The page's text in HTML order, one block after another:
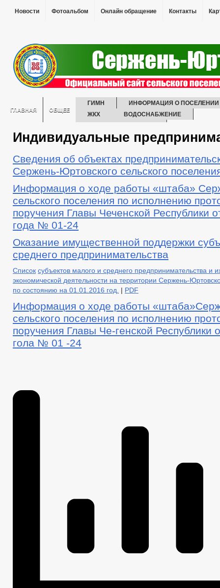
Новости Фотоальбом Онлайн обращение Контакты
ГЛАВНАЯ ОБЩЕЕ
ГИМН
ИНФОРМАЦИЯ О ПОСЕЛЕНИИ
ЖКХ
ВОДОСНАБЖЕНИЕ
ЭНЕРГОСБЕРЕЖЕНИЕ
АДМИНИСТРАЦИЯ
ГЛАВА РЕКВИЗИТЫ
СВЕДЕНИЯ О ДОХОДАХ СОТРУДНИКОВ
ИНФОРМАЦИЯ О КАДРОВОМ ОБЕСПЕЧЕНИИ
ПОРЯДОК
КОНТАКТНАЯ ИНФОРМАЦИЯ
КАДРОВЫЙ РЕЗЕРВ
УСЛОВИЯ И РЕЗУЛЬТАТЫ КОНКУРСОВ
СВЕДЕНИЯ О
СОСТАВ ПОСЕЛЕНИЯ
ПОДВЕДОМСТВЕННЫЕ
ГРАДОСТРОИТЕЛЬСТВО
ГЕНЕРАЛЬНЫЙ ПЛАН
ПРАВИЛА ЗЕМЛЕПОЛЬЗОВАНИЯ
ПРЕДПРИНИМАТЕЛЬСТВО
КОЛИЧЕСТВО СУБЪЕКТОВ МАЛОГО И СРЕДНЕГО
ОБОРОТ ТОВАРОВ, РАБОТ И УСЛУГ
ФИНАНСОВО-
СТАТИСТИЧЕСКИЕ ДАННЫЕ
СХОД ГРАЖДАН
ЦЕЛЕВЫЕ ПРОГРАММЫ
ЗАКУПКА ТОВАРОВ, РАБОТ И УСЛУГ
КОМИССИИ
РАБОЧАЯ ГРУППА АНК
РАБОЧАЯ
КОМИССИЯ ПО СОБЛЮДЕНИЮ ТРЕБОВАНИЙ К СЛУЖЕБНОМУ
ПРОТИВОДЕЙСТВИЕ КОРРУПЦИИ
КОМИССИЯ ПО СОБЛЮДЕНИЮ ТРЕБОВАНИЙ К СЛУЖЕБНОМУ
ИНФОРМАЦИЯ О РЕЗУЛЬТАТАХ ПРОВЕРОК
ГО И ЧС
СОВЕТ ДЕПУТАТОВ
РЕГИОНАЛЬНЫЕ ЗАКОНЫ
ПОРЯДОК
Индивидуальные
Сведения об объектах
Сержень-Юртовского сельского
Информация о ходе работы «штаба»
сельского поселения по исполнению
поручения Главы Чеченской Республики
года № 01-24
Оказание имущественной поддержки
среднего предпринимательства
Список субъектов малого и среднего предпринимательства и
экономической деятельности на территории Сержень-
по состоянию на 01.01.2016 год.
| PDF
Информация о ходе работы
сельского поселения по исполнению
поручения Главы Че-генской Республики
гола № 01 -24